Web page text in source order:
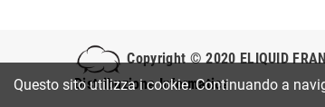
Copyright © 2020ELIQUID
Distribuzione Informatica
Questo sito utilizza i cookie. Continuando a